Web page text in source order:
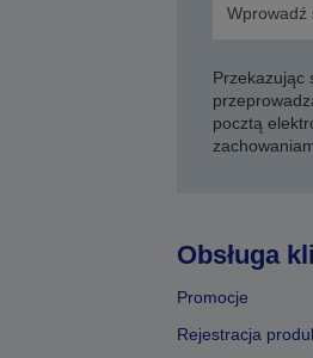
Przekazując
pocztą
Obsługa
Promocje
Rejestracja